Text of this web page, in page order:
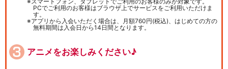
PCでご利用のお客様はブラウザ上でサービスをご利用いただけま
す。
アプリから入会いただく場合は、月額760円(税込)、はじめての方の
無料期間は入会日から14日間となります。
アニメをお楽しみください♪